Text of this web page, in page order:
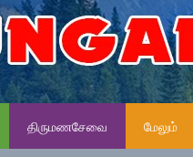
திருமணசேவை மேலும்